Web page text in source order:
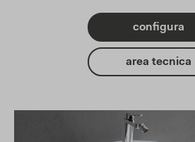
configura
area tecnica